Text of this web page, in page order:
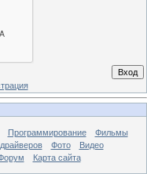
Программирование
Фильмы
Фото
Видео
Карта сайта